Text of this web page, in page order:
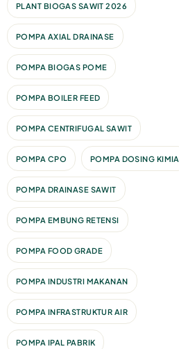
PLANT BIOGAS SAWIT 2026
POMPA AXIAL DRAINASE
POMPA BIOGAS POME
POMPA BOILER FEED
POMPA CENTRIFUGAL SAWIT
POMPA CPO POMPA DOSING KIMIA
POMPA DRAINASE SAWIT
POMPA EMBUNG RETENSI
POMPA FOOD GRADE
POMPA INDUSTRI MAKANAN
POMPA INFRASTRUKTUR AIR
POMPA IPAL PABRIK